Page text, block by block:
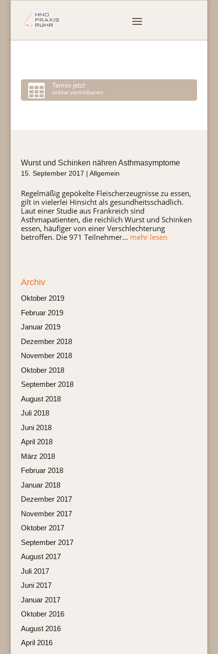
 Termin jetzt
online vereinbaren
Wurst und Schinken nähren Asthmasymptome
15. September 2017 | Allgemein
Regelmäßig gepökelte Fleischerzeugnisse zu essen,
gilt in vielerlei Hinsicht als gesundheitsschädlich.
Laut einer Studie aus Frankreich sind
Asthmapatienten, die reichlich Wurst und Schinken
essen, häufiger von einer Verschlechterung
betroffen. Die 971 Teilnehmer... mehr lesen
Archiv
Oktober 2019
Februar 2019
Januar 2019
Dezember 2018
November 2018
Oktober 2018
September 2018
August 2018
Juli 2018
Juni 2018
April 2018
März 2018
Februar 2018
Januar 2018
Dezember 2017
November 2017
Oktober 2017
September 2017
August 2017
Juli 2017
Juni 2017
Januar 2017
Oktober 2016
August 2016
April 2016